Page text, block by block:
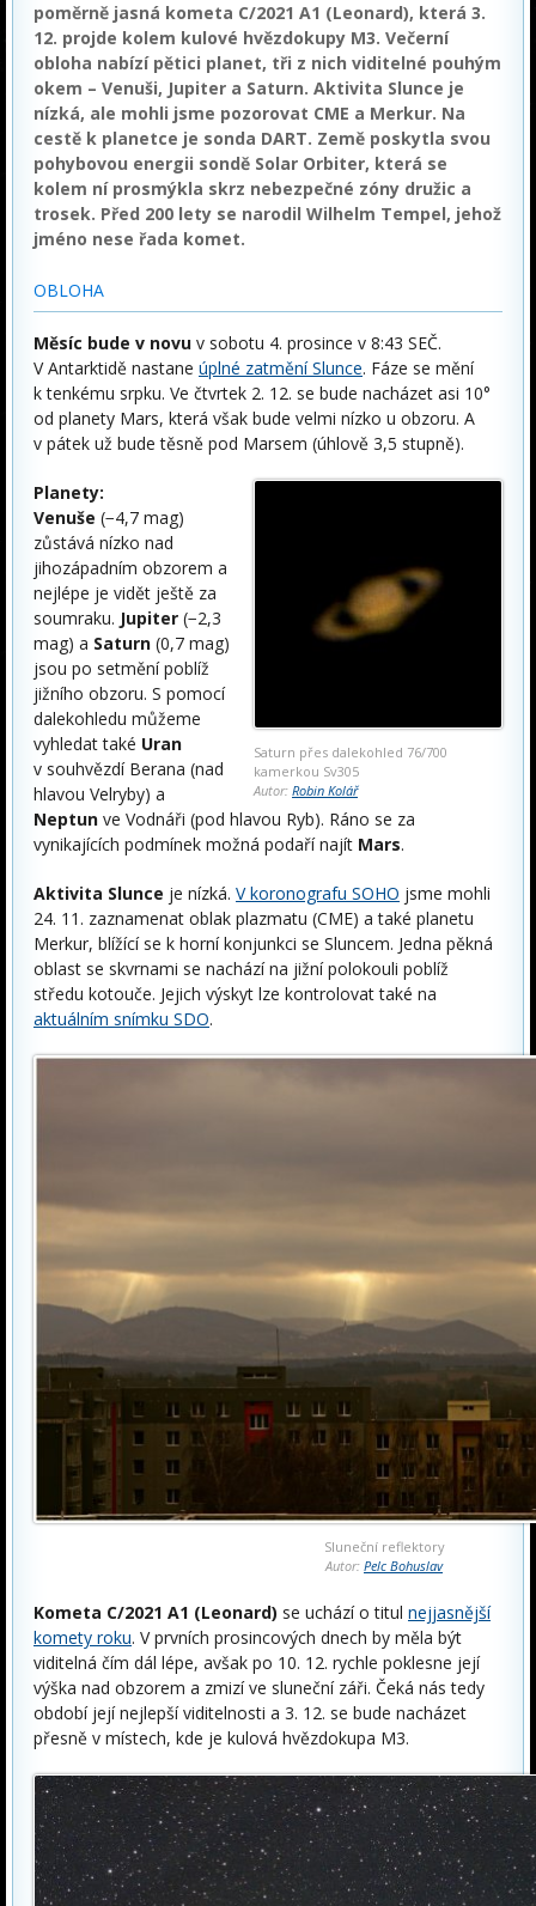
poměrně jasná kometa C/2021 A1 (Leonard), která 3.
12. projde kolem kulové hvězdokupy M3. Večerní
obloha nabízí pětici planet, tři z nich viditelné pouhým
okem – Venuši, Jupiter a Saturn. Aktivita Slunce je
nízká, ale mohli jsme pozorovat CME a Merkur. Na
cestě k planetce je sonda DART. Země poskytla svou
pohybovou energii sondě Solar Orbiter, která se
kolem ní prosmýkla skrz nebezpečné zóny družic a
trosek. Před 200 lety se narodil Wilhelm Tempel, jehož
jméno nese řada komet.
OBLOHA
Měsíc bude v novu v sobotu 4. prosince v 8:43 SEČ.
V Antarktidě nastane úplné zatmění Slunce. Fáze se mění
k tenkému srpku. Ve čtvrtek 2. 12. se bude nacházet asi 10°
od planety Mars, která však bude velmi nízko u obzoru. A
v pátek už bude těsně pod Marsem (úhlově 3,5 stupně).
Saturn přes dalekohled 76/700
kamerkou Sv305
Autor: Robin Kolář
Planety:
Venuše (−4,7 mag)
zůstává nízko nad
jihozápadním obzorem a
nejlépe je vidět ještě za
soumraku. Jupiter (−2,3
mag) a Saturn (0,7 mag)
jsou po setmění poblíž
jižního obzoru. S pomocí
dalekohledu můžeme
vyhledat také Uran
v souhvězdí Berana (nad
hlavou Velryby) a
Neptun ve Vodnáři (pod hlavou Ryb). Ráno se za
vynikajících podmínek možná podaří najít Mars.
Aktivita Slunce je nízká. V koronografu SOHO jsme mohli
24. 11. zaznamenat oblak plazmatu (CME) a také planetu
Merkur, blížící se k horní konjunkci se Sluncem. Jedna pěkná
oblast se skvrnami se nachází na jižní polokouli poblíž
středu kotouče. Jejich výskyt lze kontrolovat také na
aktuálním snímku SDO.
Sluneční reflektory
Autor: Pelc Bohuslav
Kometa C/2021 A1 (Leonard) se uchází o titul nejjasnější
komety roku. V prvních prosincových dnech by měla být
viditelná čím dál lépe, avšak po 10. 12. rychle poklesne její
výška nad obzorem a zmizí ve sluneční záři. Čeká nás tedy
období její nejlepší viditelnosti a 3. 12. se bude nacházet
přesně v místech, kde je kulová hvězdokupa M3.